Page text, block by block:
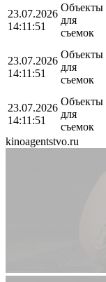
23.07.2026
14:11:51
Объекты
для
съемок
23.07.2026
14:11:51
Объекты
для
съемок
23.07.2026
14:11:51
Объекты
для
съемок
kinoagentstvo.ru